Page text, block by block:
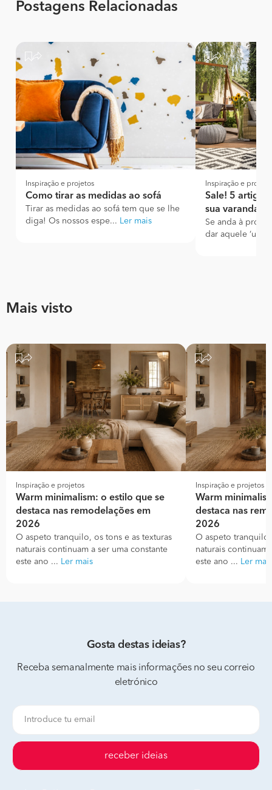
Postagens Relacionadas
Inspiração e projetos
Como tirar as medidas ao sofá
Tirar as medidas ao sofá tem que se lhe
diga! Os nossos espe... Ler mais
Inspiração e
Sale! 5
sua varanda
Se anda à
dar aquele ‘up’
Mais visto
Inspiração e projetos
Warm minimalism: o estilo que se
destaca nas remodelações em
2026
O aspeto tranquilo, os tons e as texturas
naturais continuam a ser uma constante
este ano ... Ler mais
Inspiração e projetos
Warm
destaca nas
2026
O aspeto
naturais continuam
este ano ... Ler mais
Gosta destas ideias?
Receba semanalmente mais informações no seu correio
eletrónico
receber ideias